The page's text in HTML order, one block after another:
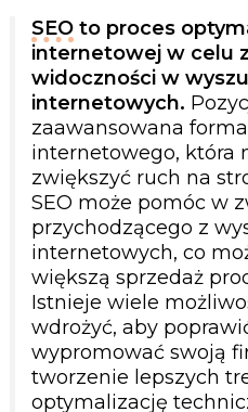
SEOto proces
internetowej w celu
widoczności w
internetowych.
zaawansowana
internetowego, która
zwiększyć ruch na
SEO może pomóc w
przychodzącego z
internetowych, co
większą sprzedaż
Istnieje wiele
wdrożyć, aby
wypromować swoją
tworzenie lepszych
optymalizację